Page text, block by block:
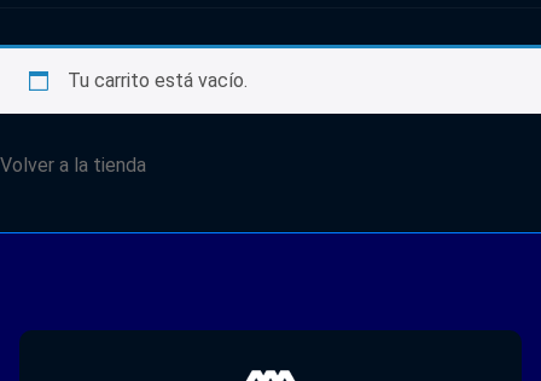
Tu carrito está vacío.
Volver a la tienda